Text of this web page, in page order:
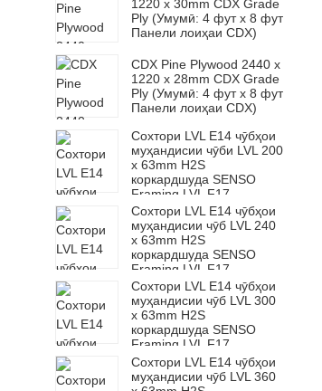
1220 x 30mm CDX Grade
Ply (Умумӣ: 4 фут x 8 фут
Панели лоиҳаи CDX)
CDX Pine Plywood 2440 x
1220 x 28mm CDX Grade
Ply (Умумӣ: 4 фут x 8 фут
Панели лоиҳаи CDX)
Сохтори LVL E14 чӯбҳои
муҳандисии чӯби LVL 200
x 63mm H2S
коркардшуда SENSO
Framing LVL F17
Сохтори LVL E14 чӯбҳои
муҳандисии чӯб LVL 240
x 63mm H2S
коркардшуда SENSO
Framing LVL F17
Сохтори LVL E14 чӯбҳои
муҳандисии чӯб LVL 300
x 63mm H2S
коркардшуда SENSO
Framing LVL F17
Сохтори LVL E14 чӯбҳои
муҳандисии чӯб LVL 360